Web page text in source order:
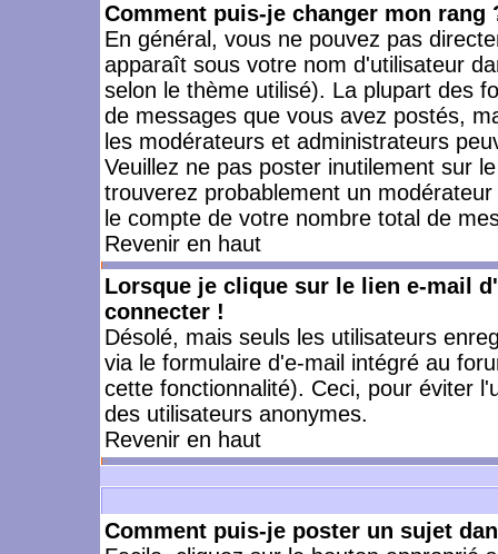
Comment puis-je changer mon rang
En général, vous ne pouvez pas
apparaît sous votre nom d'utilisateur
selon le thème utilisé). La plupart des
de messages que vous avez postés,
les modérateurs et administrateurs
Veuillez ne pas poster inutilement sur
trouverez probablement un
le compte de votre nombre total de
Revenir en haut
Lorsque je clique sur le lien e-mail
connecter !
Désolé, mais seuls les utilisateurs
via le formulaire d'e-mail intégré au
cette fonctionnalité). Ceci, pour éviter
des utilisateurs anonymes.
Revenir en haut
Comment puis-je poster un sujet